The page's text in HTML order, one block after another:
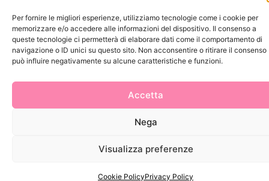
Per fornire le migliori esperienze, utilizziamo tecnologie come i cookie per
memorizzare e/o accedere alle informazioni del dispositivo. Il consenso a
queste tecnologie ci permetterà di elaborare dati come il comportamento di
navigazione o ID unici su questo sito. Non acconsentire o ritirare il consenso
può influire negativamente su alcune caratteristiche e funzioni.
Accetta
Nega
Visualizza preferenze
Cookie PolicyPrivacy Policy
2025 Delì |Privacy Policy|Cookie Policy| Made with byJenny
Mina